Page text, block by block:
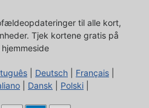
til alle kort,
Tjek kortene gratis på
Deutsch Français
Dansk Polski